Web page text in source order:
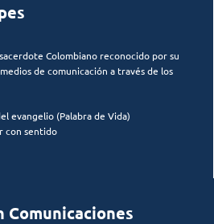
Colombiano reconocido por su
de comunicación a través de los
evangelio (Palabra de Vida)
con sentido
Comunicaciones